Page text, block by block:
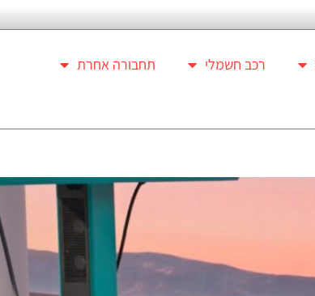
רכב חשמלי
תחבורה אחרת